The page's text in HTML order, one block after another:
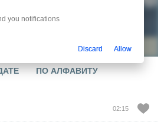
ПО АЛФАВИТУ
02:15
you notifications
Discard Allow